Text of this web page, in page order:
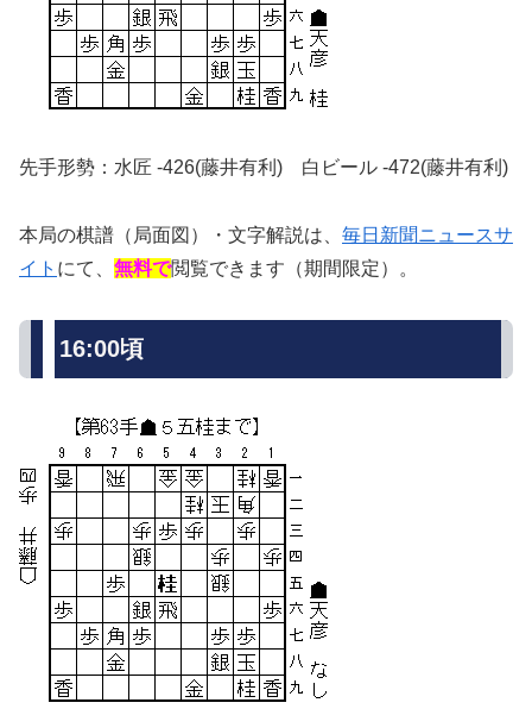
先手形勢：水匠 -426(藤井有利) 白ビール -472(藤井有利)
本局の棋譜（局面図）・文字解説は、 毎日新聞ニュースサ
イト にて、 無料で閲覧できます（期間限定）。
16:00頃